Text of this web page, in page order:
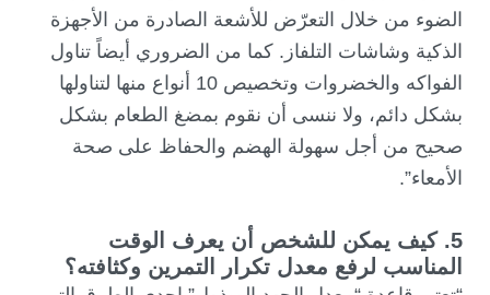
الضوء من خلال التعرّض للأشعة الصادرة من الأجهزة
الذكية وشاشات التلفاز. كما من الضروري أيضاً تناول
الفواكه والخضروات وتخصيص 10 أنواع منها لتناولها
بشكل دائم، ولا ننسى أن نقوم بمضغ الطعام بشكل
صحيح من أجل سهولة الهضم والحفاظ على صحة
الأمعاء”.
5. كيف يمكن للشخص أن يعرف الوقت
المناسب لرفع معدل تكرار التمرين وكثافته؟